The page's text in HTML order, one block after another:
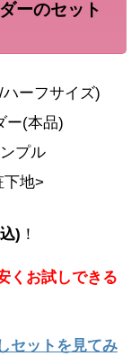
ーのセット
ーフサイズ)
ー(本品)
プル
下地>
) ！
くお試しできる
セットを見てみ